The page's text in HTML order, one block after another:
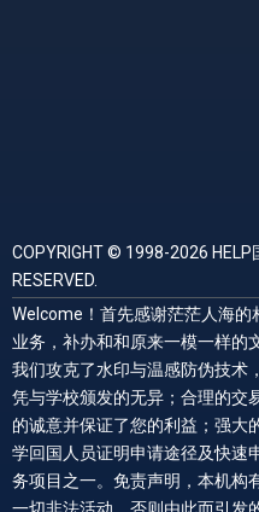
COPYRIGHT © 1998-2026
RESERVED.
Welcome！首先感谢茫茫人海
业务，补办和和原来一模一样的
我们攻克了水印与温感防伪技术
凭与学校颁发的无异；合理的交
的诚意并保证了您的利益；强大
学回国人员证明申请途径及快速
务项目之一。免责声明，本机构
一切非法活动，否则由此而引发